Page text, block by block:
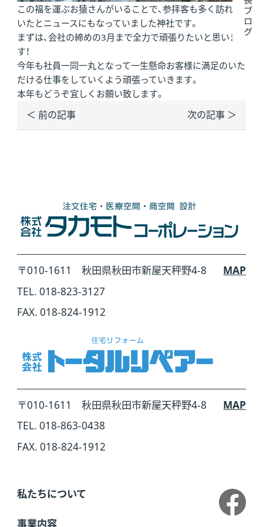
この福を運ぶお猿さんがいることで、参拝客も多く訪れて
いたとニュースにもなっていました神社です。
まずは、会社の締めの3月まで全力で頑張りたいと思いま
す！
今年も社員一同一丸となって一生懸命お客様に満足のいた
だける仕事をしていくよう頑張っていきます。
本年もどうぞ宜しくお願い致します。
＜ 前の記事 次の記事 ＞
〒010-1611 秋田県秋田市新屋天秤野4-8
MAP
TEL. 018-823-3127
FAX. 018-824-1912
〒010-1611 秋田県秋田市新屋天秤野4-8
MAP
TEL. 018-863-0438
FAX. 018-824-1912
私たちについて
事業内容